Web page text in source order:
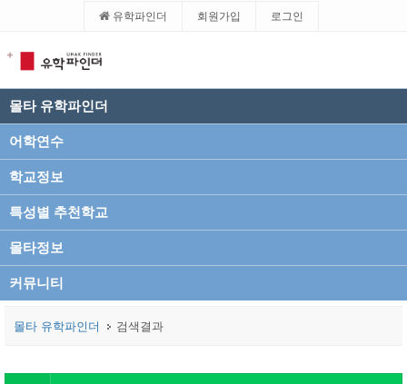
유학파인더 회원가입 로그인
몰타 유학파인더
어학연수
학교정보
특성별 추천학교
몰타정보
커뮤니티
몰타 유학파인더 검색결과